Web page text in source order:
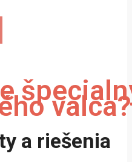
valca?
a riešenia